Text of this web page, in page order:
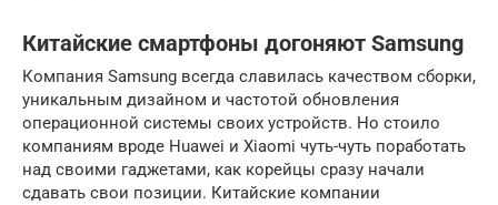
Китайские смартфоны догоняют Samsung
Компания Samsung всегда славилась качеством сборки,
уникальным дизайном и частотой обновления
операционной системы своих устройств. Но стоило
компаниям вроде Huawei и Xiaomi чуть-чуть поработать
над своими гаджетами, как корейцы сразу начали
сдавать свои позиции. Китайские компании